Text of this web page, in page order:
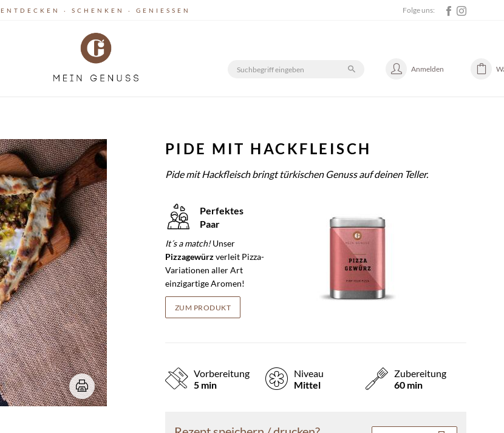
ENTDECKEN · SCHENKEN · GENIESSEN Folge uns:
Anmelden
PIDE MIT HACKFLEISCH
Pide mit Hackfleisch bringt türkischen Genuss auf deinen Teller.
Perfektes
Paar
It´s a match!Unser
Pizzagewürzverleit Pizza-
Variationen aller Art
einzigartige Aromen!
ZUM PRODUKT
Vorbereitung
5 min
Niveau
Mittel
Zubereitung
60 min